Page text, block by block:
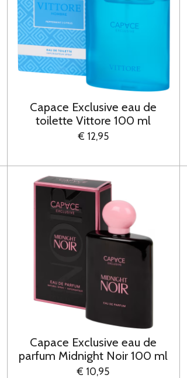
Capace Exclusive eau de
toilette Vittore 100 ml
€ 12,95
Capace Exclusive eau de
parfum Midnight Noir 100 ml
€ 10,95